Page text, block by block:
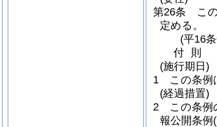
第26条
こ
定める。
(平16
付 則
(施行期日)
1
この条例
(経過措置)
2
この条例
報公開条例